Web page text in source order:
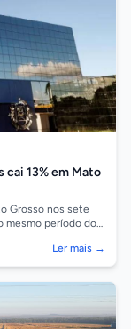
cai 13% em Mato
Grosso nos sete
mesmo período do
Ler mais →